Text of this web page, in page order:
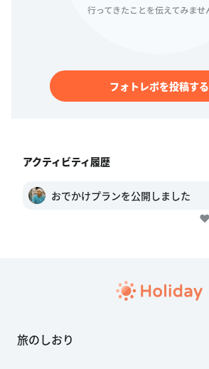
フォトレポを投稿する
アクティビティ履歴
おでかけプランを公開しました
旅のしおり